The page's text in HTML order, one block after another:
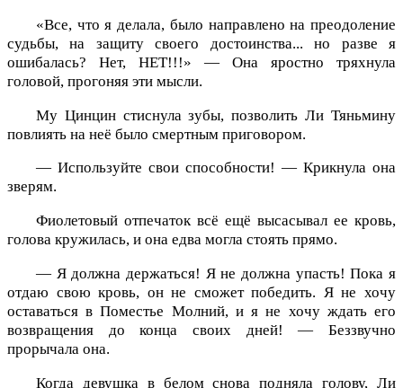
«Все, что я делала, было направлено на преодоление
судьбы, на защиту своего достоинства... но разве я
ошибалась? Нет, НЕТ!!!» — Она яростно тряхнула
головой, прогоняя эти мысли.
Му Цинцин стиснула зубы, позволить Ли Тяньмину
повлиять на неё было смертным приговором.
— Используйте свои способности! — Крикнула она
зверям.
Фиолетовый отпечаток всё ещё высасывал ее кровь,
голова кружилась, и она едва могла стоять прямо.
— Я должна держаться! Я не должна упасть! Пока я
отдаю свою кровь, он не сможет победить. Я не хочу
оставаться в Поместье Молний, и я не хочу ждать его
возвращения до конца своих дней! — Беззвучно
прорычала она.
Когда девушка в белом снова подняла голову, Ли